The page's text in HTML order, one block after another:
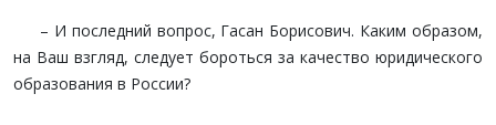
– И последний вопрос, Гасан Борисович. Каким образом,
на Ваш взгляд, следует бороться за качество юридического
образования в России?